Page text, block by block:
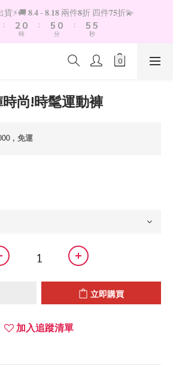
⚡️🚚 𝟖.𝟒 - 𝟖.𝟏𝟖 兩件𝟖折 四件𝟕𝟓折💫
:
3
2
1
1
0
時
:
6
5
4
1
0
分
:
6
5
4
2
6
5
4
2
秒
尚!時髦運動褲
，免運
立即購買
加入追蹤清單